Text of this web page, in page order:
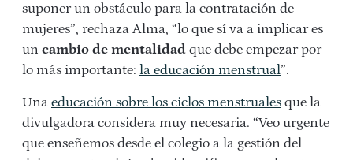
suponer un obstáculo para la contratación de
mujeres”, rechaza Alma, “lo que sí va a implicar es
un cambio de mentalidad que debe empezar por
lo más importante: la educación menstrual”.
Una educación sobre los ciclos menstruales que la
divulgadora considera muy necesaria. “Veo urgente
que enseñemos desde el colegio a la gestión del